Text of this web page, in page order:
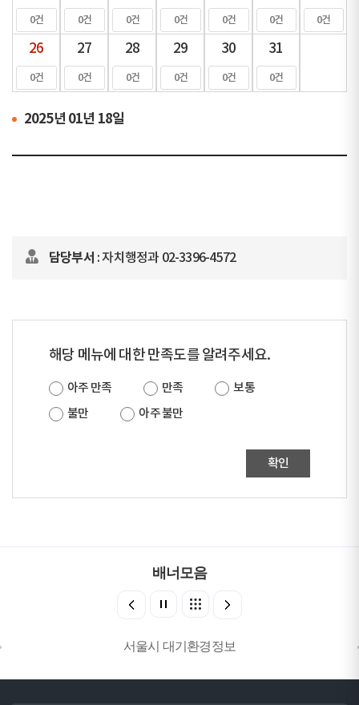
0건 0건 0건 0건 0건 0건 0건
26
0건
27
0건
28
0건
29
0건
30
0건
31
0건
2025년 01년 18일
담당부서 : 자치행정과 02-3396-4572
해당 메뉴에 대한 만족도를 알려주세요.
아주 만족 만족
보통
불만
아주 불만
확인
배너모음
서울시 대기환경정보